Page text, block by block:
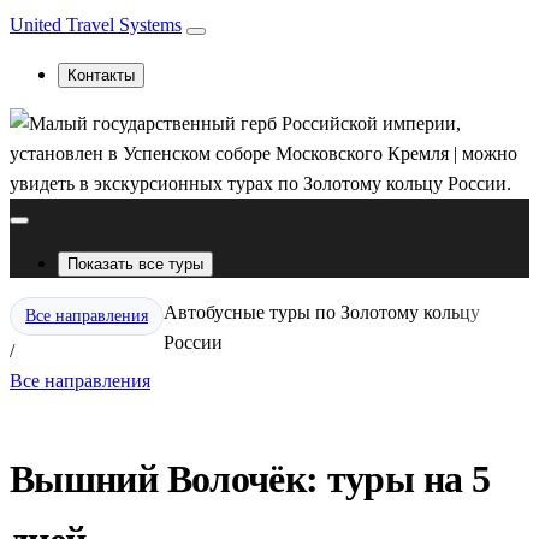
United Travel Systems
Контакты
Показать все туры
Все направления
/
Автобусные туры по Золотому кольцу
России
Все направления
Вышний Волочёк: туры на 5